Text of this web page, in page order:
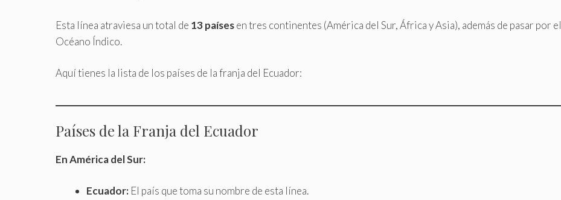
Esta línea atraviesa un total de 13 paísesen tres continentes (América del Sur, África y Asia), además de pasar por
Océano Índico.
Aquí tienes la lista de los países de la franja del Ecuador:
Países de la Franja del Ecuador
En América del Sur:
Ecuador: El país que toma su nombre de esta línea.